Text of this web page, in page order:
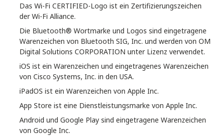
Das Wi-Fi CERTIFIED-Logo ist ein Zertifizierungszeichen
der Wi-Fi Alliance.
Die Bluetooth® Wortmarke und Logos sind eingetragene
Warenzeichen von Bluetooth SIG, Inc. und werden von OM
Digital Solutions CORPORATION unter Lizenz verwendet.
iOS ist ein Warenzeichen und eingetragenes Warenzeichen
von Cisco Systems, Inc. in den USA.
iPadOS ist ein Warenzeichen von Apple Inc.
App Store ist eine Dienstleistungsmarke von Apple Inc.
Android und Google Play sind eingetragene Warenzeichen
von Google Inc.